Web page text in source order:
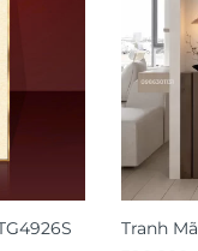
Tranh